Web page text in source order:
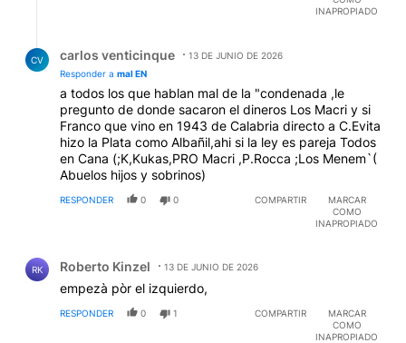
INAPROPIADO
CV carlos venticinque
13 DE JUNIO DE 2026
Responder a mal EN
a todos los que hablan mal de la "condenada ,le
pregunto de donde sacaron el dineros Los Macri y si
Franco que vino en 1943 de Calabria directo a C.Evita
hizo la Plata como Albañil,ahi si la ley es pareja Todos
en Cana (;K,Kukas,PRO Macri ,P.Rocca ;Los Menem`(
Abuelos hijos y sobrinos)
RESPONDER 0 0 COMPARTIR
MARCAR
COMO
INAPROPIADO
RK Roberto Kinzel 13 DE JUNIO DE 2026
empezà pòr el izquierdo,
RESPONDER 0 1 COMPARTIR
MARCAR
COMO
INAPROPIADO